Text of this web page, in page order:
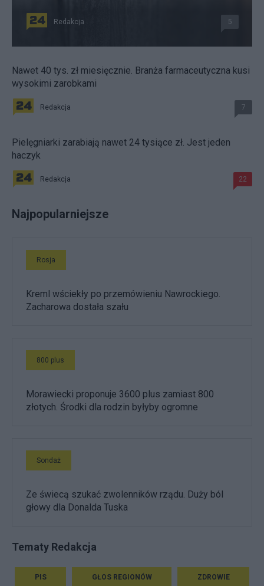
Redakcja 5
Nawet 40 tys. zł miesięcznie. Branża farmaceutyczna kusi
wysokimi zarobkami
Redakcja 7
Pielęgniarki zarabiają nawet 24 tysiące zł. Jest jeden
haczyk
Redakcja 22
Najpopularniejsze
Rosja
Kreml wściekły po przemówieniu Nawrockiego.
Zacharowa dostała szału
800 plus
Morawiecki proponuje 3600 plus zamiast 800
złotych. Środki dla rodzin byłyby ogromne
Sondaż
Ze świecą szukać zwolenników rządu. Duży ból
głowy dla Donalda Tuska
Tematy Redakcja
PIS GŁOS REGIONÓW ZDROWIE